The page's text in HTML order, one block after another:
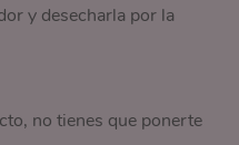
y desecharla por la
no tienes que ponerte